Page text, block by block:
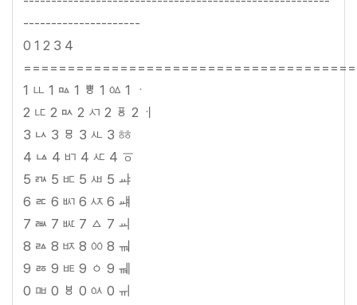
---------------------
0 1 2 3 4
1 ㅥ 1 ㅰ 1 ㅹ 1 ㆃ 1 ㆍ
2 ㅦ 2 ㅯ 2 ㅺ 2 ㆄ 2 ㆎ
3 ㅧ 3 ㅱ 3 ㅻ 3 ㆅ
4 ㅨ 4 ㅲ 4 ㅼ 4 ㆆ
5 ㅩ 5 ㅳ 5 ㅽ 5 ㆇ
6 ㅪ 6 ㅴ 6 ㅾ 6 ㆈ
7 ㅫ 7 ㅵ 7 ㅿ 7 ㆉ
8 ㅬ 8 ㅶ 8 ㆀ 8 ㆊ
9 ㅭ 9 ㅷ 9 ㆁ 9 ㆋ
0 ㅮ 0 ㅸ 0 ㆂ 0 ㆌ